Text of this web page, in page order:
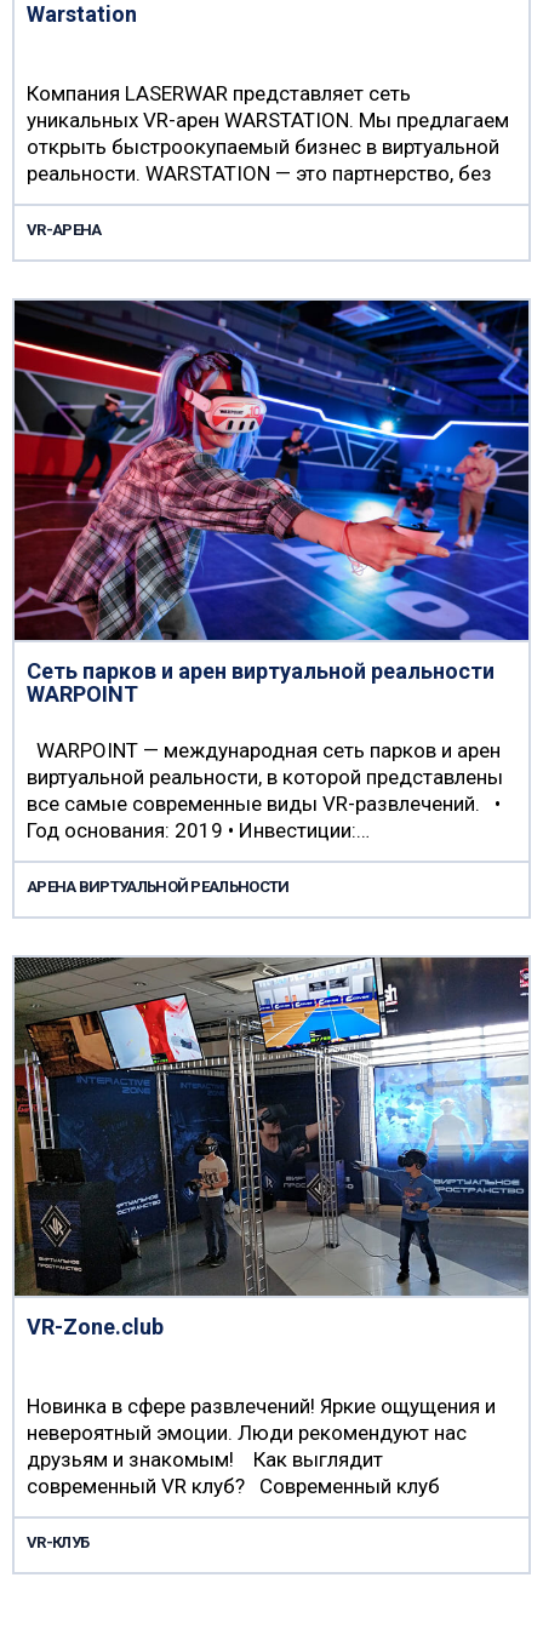
Warstation
Компания LASERWAR представляет сеть
уникальных VR-арен WARSTATION. Мы предлагаем
открыть быстроокупаемый бизнес в виртуальной
реальности. WARSTATION — это партнерство, без
паушального взноса и роялти! Мы на…
VR-АРЕНА
Сеть парков и арен виртуальной реальности
WARPOINT
WARPOINT — международная сеть парков и арен
виртуальной реальности, в которой представлены
все самые современные виды VR-развлечений. •
Год основания: 2019 • Инвестиции:…
АРЕНА ВИРТУАЛЬНОЙ РЕАЛЬНОСТИ
VR-Zone.club
Новинка в сфере развлечений! Яркие ощущения и
невероятный эмоции. Люди рекомендуют нас
друзьям и знакомым! Как выглядит
современный VR клуб? Современный клуб
виртуальной…
VR-КЛУБ